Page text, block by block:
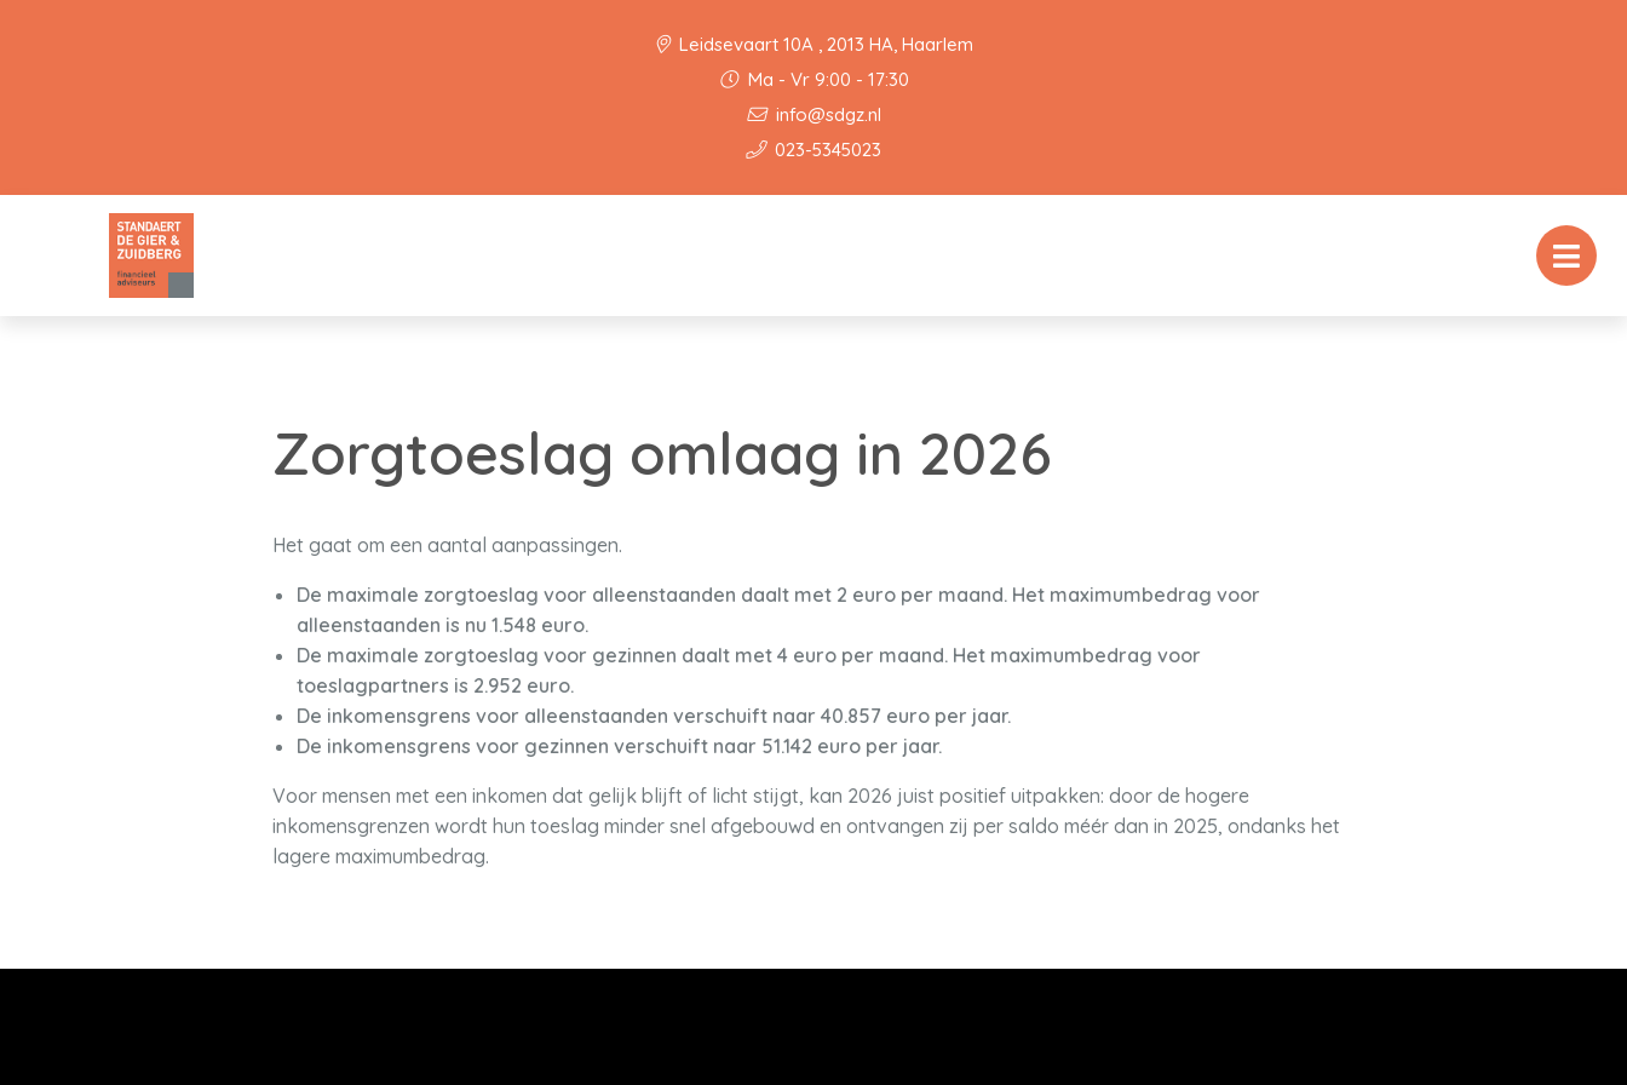
Leidsevaart 10A , 2013 HA, Haarlem
Ma - Vr 9:00 - 17:30
info@sdgz.nl
023-5345023
Zorgtoeslag omlaag in 2026
Het gaat om een aantal aanpassingen.
De maximale zorgtoeslag voor alleenstaanden daalt met 2 euro per maand. Het maximumbedrag voor
alleenstaanden is nu 1.548 euro.
De maximale zorgtoeslag voor gezinnen daalt met 4 euro per maand. Het maximumbedrag voor
toeslagpartners is 2.952 euro.
De inkomensgrens voor alleenstaanden verschuift naar 40.857 euro per jaar.
De inkomensgrens voor gezinnen verschuift naar 51.142 euro per jaar.
Voor mensen met een inkomen dat gelijk blijft of licht stijgt, kan 2026 juist positief uitpakken: door de hogere
inkomensgrenzen wordt hun toeslag minder snel afgebouwd en ontvangen zij per saldo méér dan in 2025, ondanks het
lagere maximumbedrag.